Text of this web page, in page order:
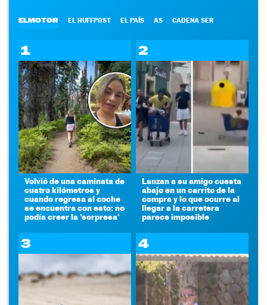
ELMOTOR EL HUFFPOST EL PAÍS AS CADENA SER
1
Volvió de una caminata de
cuatro kilómetros y
cuando regresa al coche
se encuentra con esto: no
podía creer la 'sorpresa'
2
Lanzan a su amigo cuesta
abajo en un carrito de la
compra y lo que ocurre al
llegar a la carretera
parece imposible
3 4